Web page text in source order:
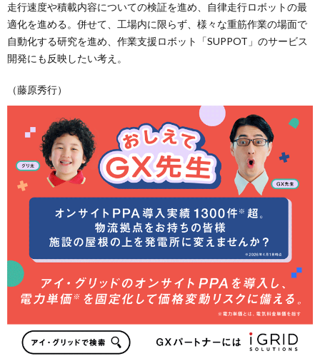
走行速度や積載内容についての検証を進め、自律走行ロボットの最
適化を進める。併せて、工場内に限らず、様々な重筋作業の場面で
自動化する研究を進め、作業支援ロボット「SUPPOT」のサービス
開発にも反映したい考え。
（藤原秀行）